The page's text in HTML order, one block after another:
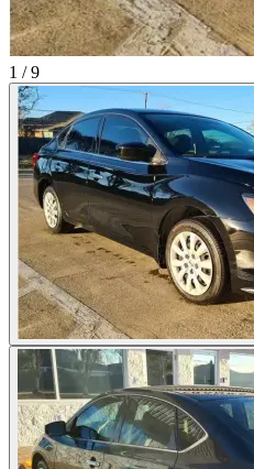
1 /9